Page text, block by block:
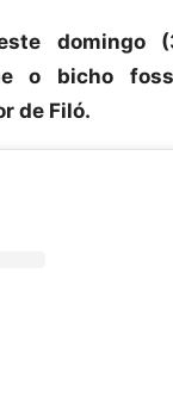
domingo
o bicho
de Filó.